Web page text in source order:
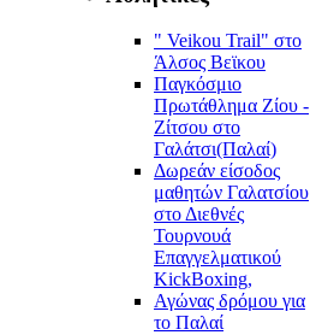
" Veikou Trail" στο
Άλσος Βεϊκου
Παγκόσμιο
Πρωτάθλημα Ζίου -
Ζίτσου στο
Γαλάτσι(Παλαί)
Δωρεάν είσοδος
μαθητών Γαλατσίου
στο Διεθνές
Τουρνουά
Επαγγελματικού
KickBoxing,
Αγώνας δρόμου για
το Παλαί